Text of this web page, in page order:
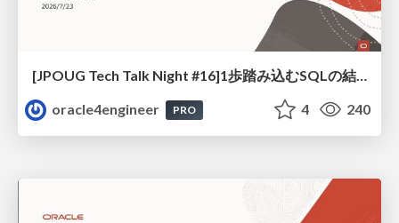
[JPOUG Tech Talk Night #16]1歩踏み込むSQLの結合方法
oracle4engineer
PRO 4 240